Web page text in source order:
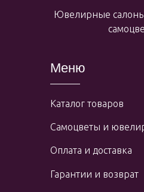
Меню
Каталог товаров
Самоцветы и
Оплата и доставка
Ювелирные
Гарантии и возврат